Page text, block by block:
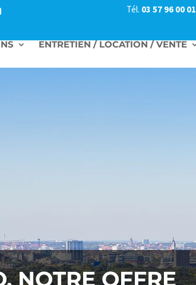
Tél. 03 57 96 00 01
ENTRETIEN / LOCATION / VENTE
NOTRE OFFRE